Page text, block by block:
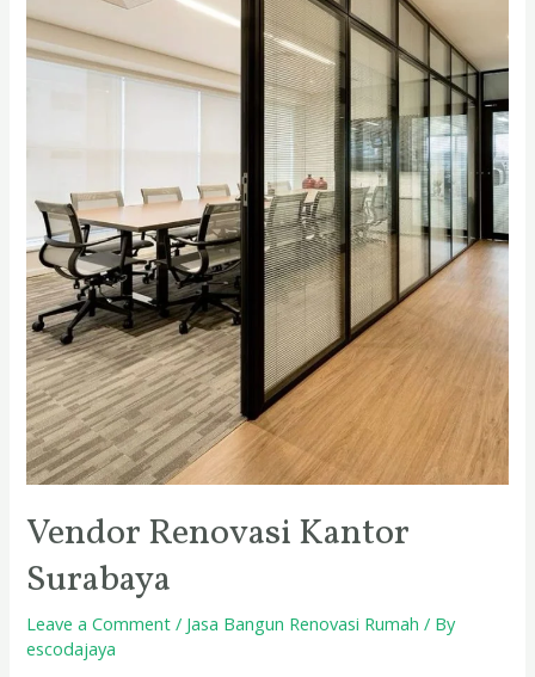
Vendor Renovasi Kantor
Surabaya
Leave a Comment / Jasa Bangun Renovasi Rumah / By
escodajaya